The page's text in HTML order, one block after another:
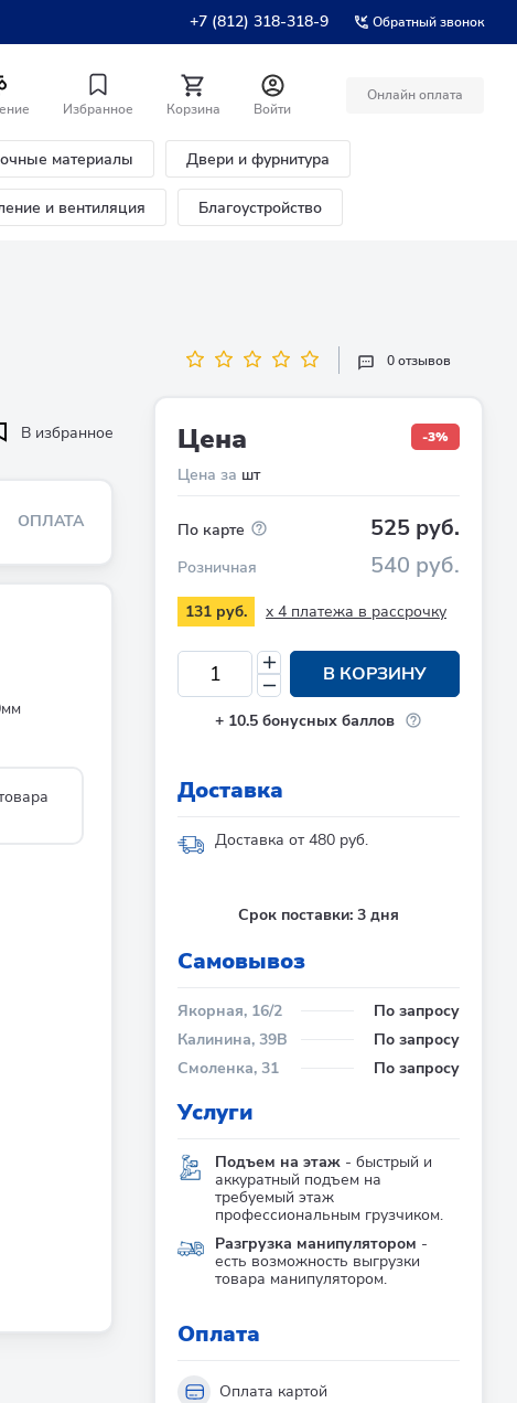
+7 (812) 318-318-9 Обратный звонок
Избранное Корзина Войти
Онлайн оплата
материалы Двери и фурнитура
и вентиляция Благоустройство
В избранное
ОПЛАТА
0 отзывов
Цена
Цена за шт
-3%
По карте 525 руб.
Розничная 540 руб.
131 руб. x 4 платежа в рассрочку
В КОРЗИНУ
+ 10.5 бонусных баллов
Доставка
Доставка от 480 руб.
Срок поставки: 3 дня
Cамовывоз
Якорная, 16/2
По запросу
Калинина, 39В
По запросу
Смоленка, 31
По запросу
Услуги
Подъем на этаж - быстрый и
аккуратный подъем на
требуемый этаж
профессиональным грузчиком.
Разгрузка манипулятором -
есть возможность выгрузки
товара манипулятором.
Оплата
Оплата картой